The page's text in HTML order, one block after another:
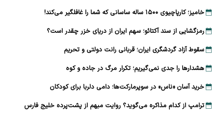
خامیز؛ کارپاچیوی ۱۵۰۰ ساله ساسانی که شما را غافلگیر می‌کند!
رمزگشایی از سند آکتائو؛ سهم ایران از دریای خزر چقدر است؟
سقوط آزاد گردشگری ایران؛ قربانی رانت دولتی و تحریم
هشدارها را جدی نمی‌گیریم؛ تکرار مرگ در جاده و کوه
خرید آسان «ناس» در سوپرمارکت‌ها؛ دامی دلربا برای کودکان
ترامپ از کدام مذاکره می‌گوید؟ روایت مبهم از پشت‌پرده خلیج فارس